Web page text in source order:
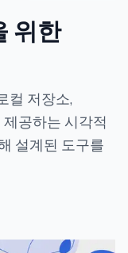
위한
컬 저장소,
공하는 시각적
설계된 도구를